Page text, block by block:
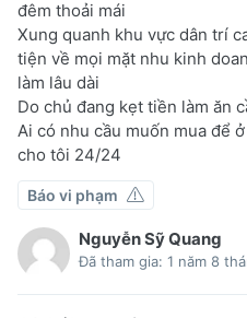
đêm thoải mái
Xung quanh khu vực dân trí
tiện về mọi mặt nhu kinh
làm lâu dài
Do chủ đang kẹt tiền làm ăn
Ai có nhu cầu muốn mua để
cho tôi 24/24
Báo vi phạm
Nguyễn Sỹ Quang
Đã tham gia: 1 năm 8